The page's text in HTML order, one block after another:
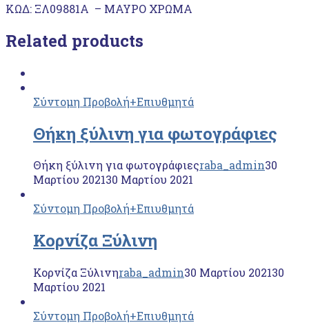
ΚΩΔ: ΞΛ09881Α – ΜΑΥΡΟ ΧΡΩΜΑ
Related products
Σύντομη Προβολή+Επιυθμητά
Θήκη ξύλινη για φωτογράφιες
Θήκη ξύλινη για φωτογράφιεςraba_admin30
Μαρτίου 202130 Μαρτίου 2021
Σύντομη Προβολή+Επιυθμητά
Κορνίζα Ξύλινη
Κορνίζα Ξύλινηraba_admin30 Μαρτίου 202130
Μαρτίου 2021
Σύντομη Προβολή+Επιυθμητά